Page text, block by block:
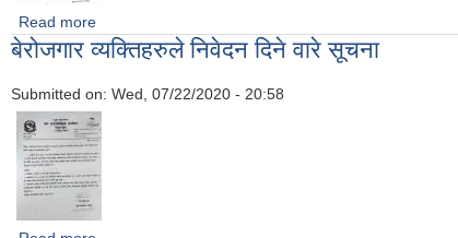
Read more
बेरोजगार व्यक्तिहरुले निवेदन दिने वारे सूचना
Submitted on: Wed, 07/22/2020 - 20:58